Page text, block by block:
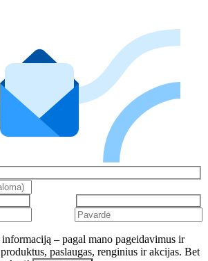
– pagal mano pageidavimus ir
paslaugas, renginius ir akcijas. Bet